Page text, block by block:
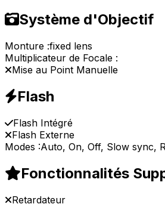
Système d'Objectif
Monture :fixed lens
Multiplicateur de Focale :
Mise au Point Manuelle
Flash
Flash Intégré
Flash Externe
Modes :Auto, On, Off, Slow sync,
Fonctionnalités
Retardateur